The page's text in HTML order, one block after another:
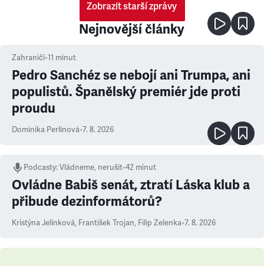
Zobrazit starší zprávy
Nejnovější články
Zahraničí•11 minut
Pedro Sanchéz se nebojí ani Trumpa, ani
populistů. Španělský premiér jde proti
proudu
Dominika Perlínová•7. 8. 2026
Podcasty:Vládneme, nerušit•42 minut
Ovládne Babiš senát, ztratí Láska klub a
přibude dezinformátorů?
Kristýna Jelínková, František Trojan, Filip Zelenka•7. 8. 2026